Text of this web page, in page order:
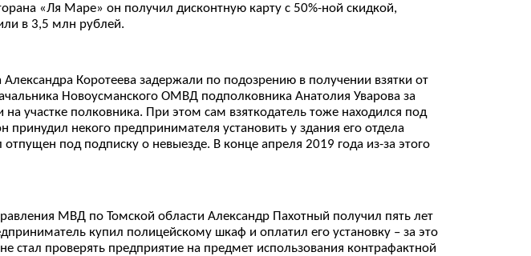
«Ля Маре» он получил дисконтную карту с 50%-ной скидкой,
в 3,5 млн рублей.
Коротеева задержали по подозрению в получении взятки от
Новоусманского ОМВД подполковника Анатолия Уварова за
участке полковника. При этом сам взяткодатель тоже находился под
некого предпринимателя установить у здания его отдела
под подписку о невыезде. В конце апреля 2019 года из-за этого
МВД по Томской области Александр Пахотный получил пять лет
купил полицейскому шкаф и оплатил его установку – за это
проверять предприятие на предмет использования контрафактной